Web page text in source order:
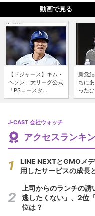
動画で見る
【ドジャース】キム・
ヘソン、大リーグ公式
「PSロースタ...
新党
ちに
った
J-CAST 会社ウォッチ
アクセスランキ
LINE NEXTとGMOメ
用したサービスの成長
上司からのランチの
逃したくない」、2位
位は？